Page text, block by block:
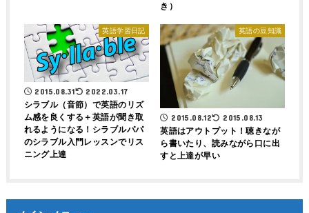
き）
英語学習日記
2015.08.31 2022.03.17
シラブル（音節）で英語のリズ
ム感を良くする＋英語が聞き取
れるようになる！シラブルパパ
のシラブル入門レッスンでリス
ニング上達
英語の豆知識
2015.08.12 2015.08.13
英語はアウトプット！聴きなが
ら書いたり、読みながら口に出
すと上達が早い